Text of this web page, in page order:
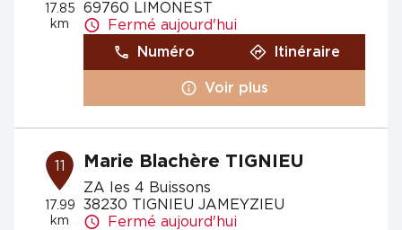
17.85
km
69760 LIMONEST
Fermé aujourd'hui
Numéro
Itinéraire
Voir plus
11
17.99
km
Marie Blachère TIGNIEU
ZA les 4 Buissons
38230 TIGNIEU JAMEYZIEU
Fermé aujourd'hui